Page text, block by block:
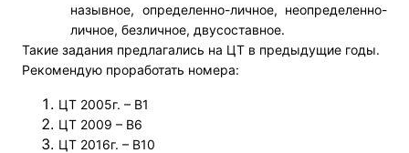
назывное, определенно-личное, неопределенно-
личное, безличное, двусоставное.
Такие задания предлагались на ЦТ в предыдущие годы.
Рекомендую проработать номера:
ЦТ 2005г. – В1
ЦТ 2009 – В6
ЦТ 2016г. – В10